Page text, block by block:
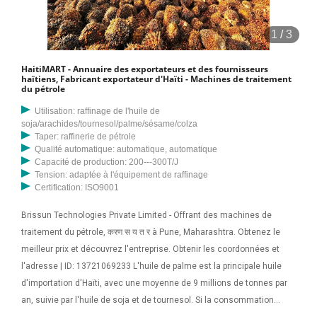
de l'huile de palme. Ainsi, les pays cultivant l’huile de palme l’extraient
eux-mêmes pour éviter sa détérioration. L'huile de palme brute
apparaît en jaune rouge ou 17/5/2023 · Alors que le palmier à huile
agriculteurs du sud d'Haïti se tournent vers la noix de coco. Tandis
que le gouvernement haïtien fait pression pour une augmentation de
l'huile de palme locale. production, consommation intérieure de noix
de coco et autres produits traditionnels
1 /3
HaitiMART - Annuaire des exportateurs et des fournisseurs
haïtiens, Fabricant exportateur d'Haïti - Machines de traitement
du pétrole
Utilisation: raffinage de l'huile de
soja/arachides/tournesol/palme/sésame/colza
Taper: raffinerie de pétrole
Qualité automatique: automatique, automatique
Capacité de production: 200---300T/J
Tension: adaptée à l'équipement de raffinage
Certification: ISO9001
Brissun Technologies Private Limited - Offrant des machines de
traitement du pétrole, करण स य त र à Pune, Maharashtra. Obtenez le
meilleur prix et découvrez l'entreprise. Obtenir les coordonnées et
l'adresse | ID: 13721069233 L'huile de palme est la principale huile
d'importation d'Haïti, avec une moyenne de 9 millions de tonnes par
an, suivie par l'huile de soja et de tournesol. Si la consommation